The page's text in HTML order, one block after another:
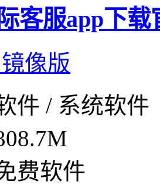
客服app下载
像版
件 / 系统软件
费软件